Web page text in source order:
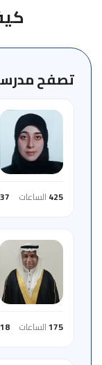
للمنصة
تصفح
425 الساعات 37
175الساعات 18